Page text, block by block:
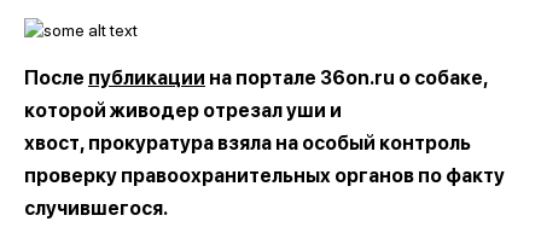
После публикации на портале 36on.ru о собаке,
которой живодер отрезал уши и
хвост, прокуратура взяла на особый контроль
проверку правоохранительных органов по факту
случившегося.